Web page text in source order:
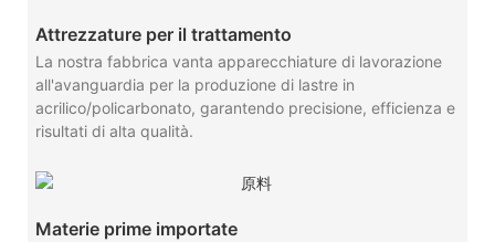
Attrezzature per il trattamento
La nostra fabbrica vanta apparecchiature di lavorazione
all'avanguardia per la produzione di lastre in
acrilico/policarbonato, garantendo precisione, efficienza e
risultati di alta qualità.
Materie prime importate